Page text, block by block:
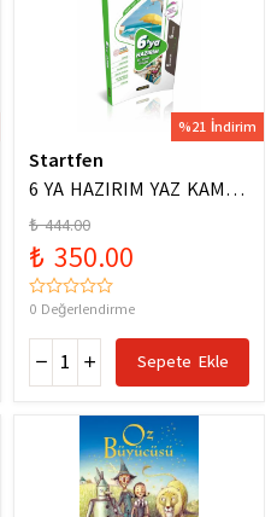
%21 İndirim
Startfen
6 YA HAZIRIM YAZ KAMPI
FÖYLERİ
₺ 444.00
₺ 350.00
0 Değerlendirme
Sepete Ekle